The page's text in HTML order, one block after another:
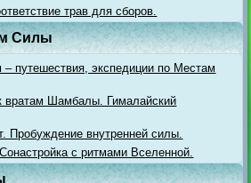
трав для сборов.
Силы
– путешествия, экспедиции по Местам
вратам Шамбалы. Гималайский
Пробуждение внутренней силы.
с ритмами Вселенной.